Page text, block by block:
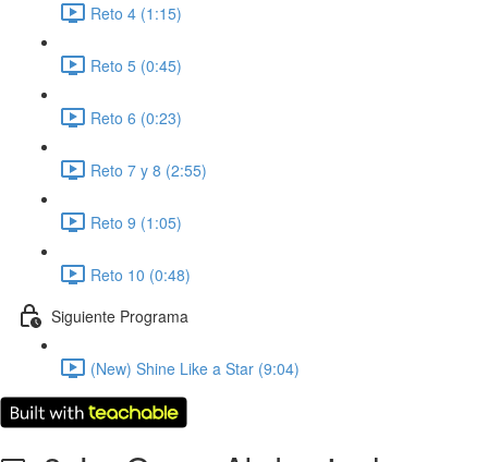
Reto 4 (1:15)
Reto 5 (0:45)
Reto 6 (0:23)
Reto 7 y 8 (2:55)
Reto 9 (1:05)
Reto 10 (0:48)
Siguiente Programa
(New) Shine Like a Star (9:04)